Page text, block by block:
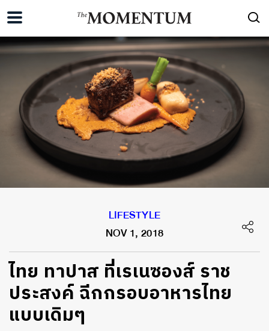
LIFESTYLE
NOV 1, 2018
ไทย ทาปาส ที่เรเนซองส์ ราช
ประสงค์ ฉีกกรอบอาหารไทย
แบบเดิมๆ